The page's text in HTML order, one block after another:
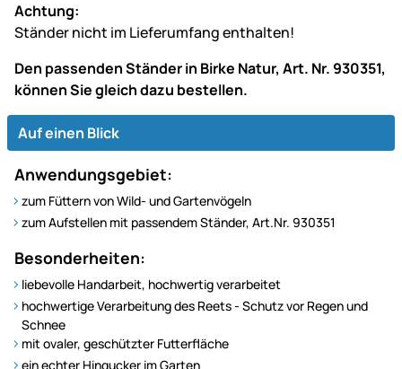
Achtung:
Ständer nicht im Lieferumfang enthalten!
Den passenden Ständer in Birke Natur, Art. Nr. 930351,
können Sie gleich dazu bestellen.
Auf einen Blick
Anwendungsgebiet:
zum Füttern von Wild- und Gartenvögeln
zum Aufstellen mit passendem Ständer, Art.Nr. 930351
Besonderheiten:
liebevolle Handarbeit, hochwertig verarbeitet
hochwertige Verarbeitung des Reets - Schutz vor Regen und
Schnee
mit ovaler, geschützter Futterfläche
ein echter Hingucker im Garten